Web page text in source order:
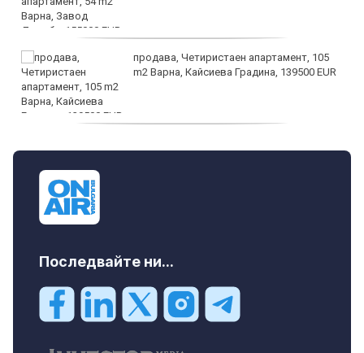
продава, Четиристаен апартамент, 105
m2 Варна, Кайсиева Градина, 139500 EUR
Последвайте ни...